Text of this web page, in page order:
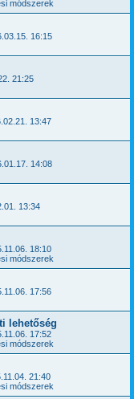
módszerek
16:15
21:25
13:47
14:08
13:34
18:10
módszerek
17:56
lehetőség
17:52
módszerek
21:40
módszerek